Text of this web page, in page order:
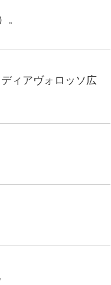
。
ィアヴォロッソ広